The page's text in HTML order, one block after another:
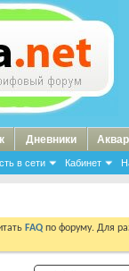
в сети Кабинет
Дневники
FAQ по форуму. Для